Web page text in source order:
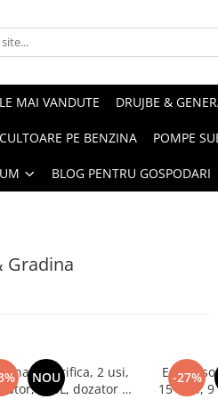
MAI VANDUTE DRUJBE &
PE BENZINA POMPE
BLOG PENTRU GOSPODARI
Gradina
NOU
frigorifica, 2 usi,
260L, dozator de
-27%
15 bari,